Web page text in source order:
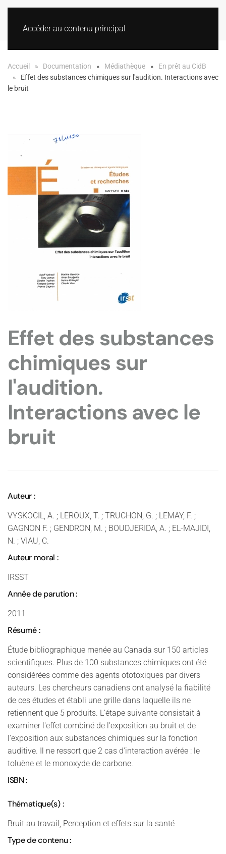
Accéder au contenu principal
Accueil Documentation Médiathèque
En prêt au CidB
Effet des substances chimiques sur l'audition. Interactions avec
le bruit
Effet des substances
chimiques sur
l'audition.
Interactions avec le
bruit
Auteur :
VYSKOCIL, A. ; LEROUX, T. ; TRUCHON, G. ; LEMAY, F. ;
GAGNON F. ; GENDRON, M. ; BOUDJERIDA, A. ; EL-MAJIDI,
N. ; VIAU, C.
Auteur moral :
IRSST
Année de parution :
2011
Résumé :
Étude bibliographique menée au Canada sur 150 articles
scientifiques. Plus de 100 substances chimiques ont été
considérées comme des agents ototoxiques par divers
auteurs. Les chercheurs canadiens ont analysé la fiabilité
de ces études et établi une grille dans laquelle ils ne
retiennent que 5 produits. L'étape suivante consistait à
examiner l'effet combiné de l'exposition au bruit et de
l'exposition aux substances chimiques sur la fonction
auditive. Il ne ressort que 2 cas d'interaction avérée : le
toluène et le monoxyde de carbone.
ISBN :
Thématique(s) :
Bruit au travail, Perception et effets sur la santé
Type de contenu :